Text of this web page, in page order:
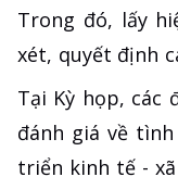
Trong đó, lấy
xét, quyết định
Tại Kỳ họp, các
đánh giá về
triển kinh tế -